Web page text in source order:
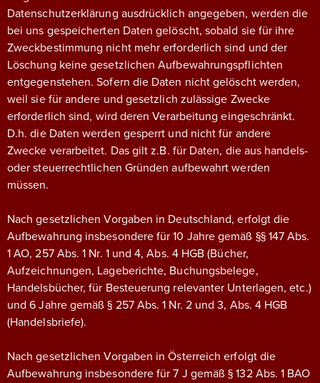
Datenschutzerklärung ausdrücklich angegeben, werden die
bei uns gespeicherten Daten gelöscht, sobald sie für ihre
Zweckbestimmung nicht mehr erforderlich sind und der
Löschung keine gesetzlichen Aufbewahrungspflichten
entgegenstehen. Sofern die Daten nicht gelöscht werden,
weil sie für andere und gesetzlich zulässige Zwecke
erforderlich sind, wird deren Verarbeitung eingeschränkt.
D.h. die Daten werden gesperrt und nicht für andere
Zwecke verarbeitet. Das gilt z.B. für Daten, die aus handels-
oder steuerrechtlichen Gründen aufbewahrt werden
müssen.
Nach gesetzlichen Vorgaben in Deutschland, erfolgt die
Aufbewahrung insbesondere für 10 Jahre gemäß §§ 147 Abs.
1 AO, 257 Abs. 1 Nr. 1 und 4, Abs. 4 HGB (Bücher,
Aufzeichnungen, Lageberichte, Buchungsbelege,
Handelsbücher, für Besteuerung relevanter Unterlagen, etc.)
und 6 Jahre gemäß § 257 Abs. 1 Nr. 2 und 3, Abs. 4 HGB
(Handelsbriefe).
Nach gesetzlichen Vorgaben in Österreich erfolgt die
Aufbewahrung insbesondere für 7 J gemäß § 132 Abs. 1 BAO